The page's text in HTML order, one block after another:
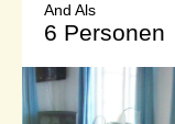
And Als
6 Personen